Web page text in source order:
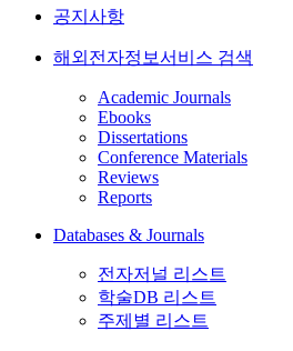
공지사항
해외전자정보서비스 검색
Academic Journals
Ebooks
Dissertations
Conference Materials
Reviews
Reports
Databases & Journals
전자저널 리스트
학술DB 리스트
주제별 리스트